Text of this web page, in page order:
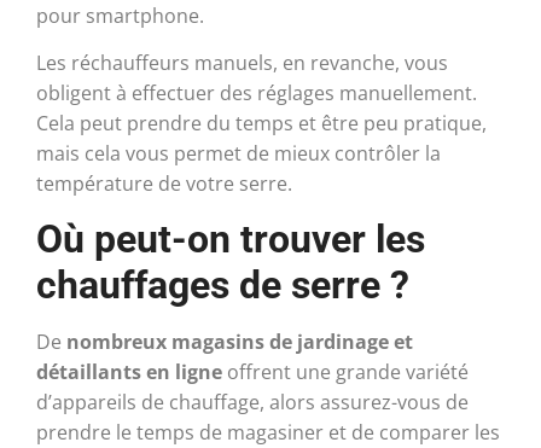
pour smartphone.
Les réchauffeurs manuels, en revanche, vous
obligent à effectuer des réglages manuellement.
Cela peut prendre du temps et être peu pratique,
mais cela vous permet de mieux contrôler la
température de votre serre.
Où peut-on trouver les
chauffages de serre ?
De nombreux magasins de jardinage et
détaillants en ligne offrent une grande variété
d’appareils de chauffage, alors assurez-vous de
prendre le temps de magasiner et de comparer les